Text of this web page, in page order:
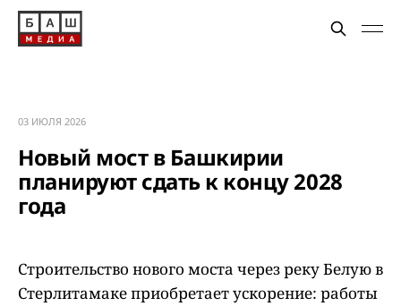
03 ИЮЛЯ 2026
Новый мост в Башкирии
планируют сдать к концу 2028
года
Строительство нового моста через реку Белую в
Стерлитамаке приобретает ускорение: работы